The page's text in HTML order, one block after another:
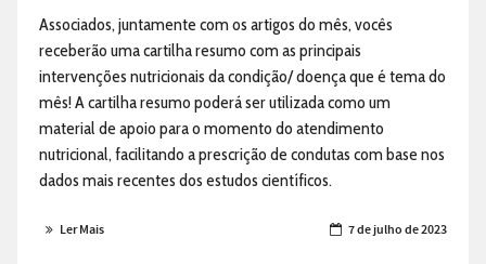
Associados, juntamente com os artigos do mês, vocês
receberão uma cartilha resumo com as principais
intervenções nutricionais da condição/ doença que é tema do
mês! A cartilha resumo poderá ser utilizada como um
material de apoio para o momento do atendimento
nutricional, facilitando a prescrição de condutas com base nos
dados mais recentes dos estudos científicos.
Ler Mais 7 de julho de 2023